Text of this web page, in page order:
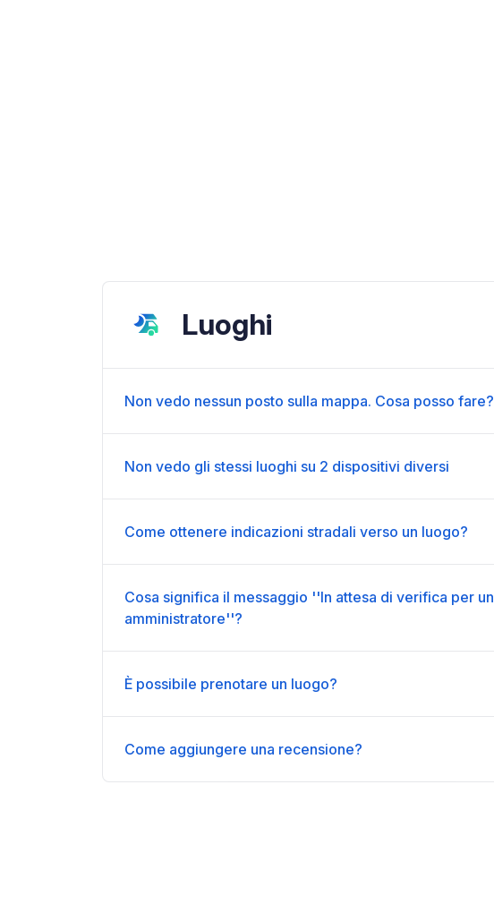
Luoghi
Non vedo nessun posto sulla mappa. Cosa posso fare?
Non vedo gli stessi luoghi su 2 dispositivi diversi
Come ottenere indicazioni stradali verso un luogo?
Cosa significa il messaggio ''In attesa di verifica per un
amministratore''?
È possibile prenotare un luogo?
Come aggiungere una recensione?